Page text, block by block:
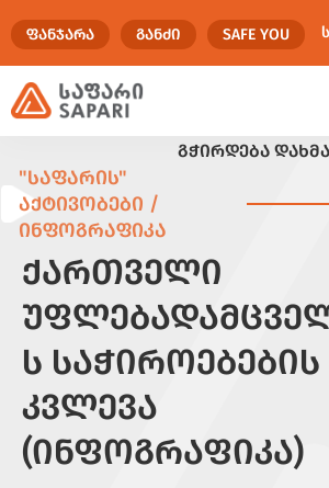
ᲤᲐᲜᲯᲐᲠᲐ ᲒᲐᲜᲫᲘ SAFE YOU
ᲒᲭᲘᲠᲓᲔᲑᲐ
"ᲡᲐᲤᲐᲠᲘᲡ"
ᲐᲥᲢᲘᲕᲝᲑᲔᲑᲘ /
ᲘᲜᲤᲝᲒᲠᲐᲤᲘᲙᲐ
ᲥᲐᲠᲗᲕᲔᲚᲘ
Ს ᲡᲐᲭᲘᲠᲝᲔᲑᲔᲑᲘᲡ
ᲙᲕᲚᲔᲕᲐ
(ᲘᲜᲤᲝᲒᲠᲐᲤᲘᲙᲐ)